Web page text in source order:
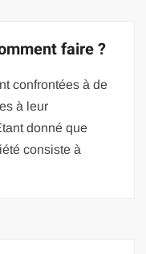
faire ?
confrontées à de
à leur
donné que
consiste à